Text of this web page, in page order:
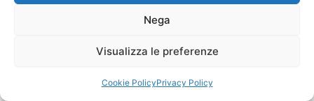
Nega
Visualizza le preferenze
Cookie PolicyPrivacy Policy
Copyright © 2026 Il Gatto Blu Giochi educativi Montessori e